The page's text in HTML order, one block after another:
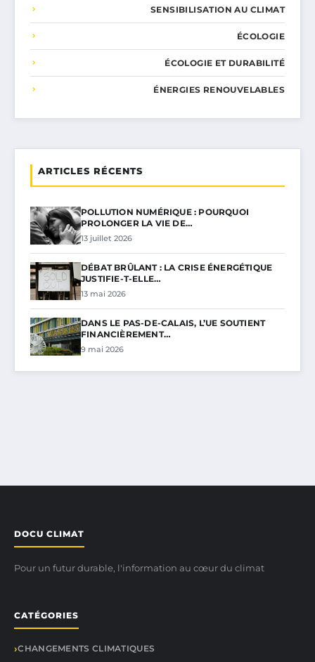
SENSIBILISATION AU CLIMAT
ÉCOLOGIE
ÉCOLOGIE ET DURABILITÉ
ÉNERGIES RENOUVELABLES
ARTICLES RÉCENTS
POLLUTION NUMÉRIQUE : POURQUOI
PROLONGER LA VIE DE…
13 juillet 2026
DÉBAT BRÛLANT : LA CRISE ÉNERGÉTIQUE
JUSTIFIE-T-ELLE…
13 mai 2026
DANS LE PAS-DE-CALAIS, L’UE SOUTIENT
FINANCIÈREMENT…
9 mai 2026
DOCU CLIMAT
Pour un futur durable, l'information au cœur du climat
CATÉGORIES
CHANGEMENTS CLIMATIQUES